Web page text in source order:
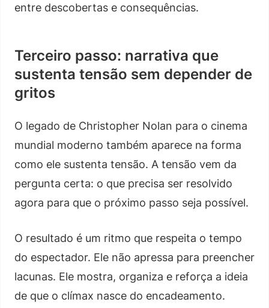
entre descobertas e consequências.
Terceiro passo: narrativa que
sustenta tensão sem depender de
gritos
O legado de Christopher Nolan para o cinema
mundial moderno também aparece na forma
como ele sustenta tensão. A tensão vem da
pergunta certa: o que precisa ser resolvido
agora para que o próximo passo seja possível.
O resultado é um ritmo que respeita o tempo
do espectador. Ele não apressa para preencher
lacunas. Ele mostra, organiza e reforça a ideia
de que o clímax nasce do encadeamento.